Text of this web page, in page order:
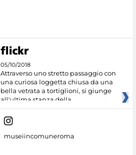
05/10/2018
Attraverso uno stretto passaggio con
una curiosa loggetta chiusa da una
bella vetrata a tortiglioni, si giunge
all'ultima stanza della
museiincomuneroma